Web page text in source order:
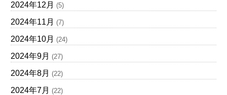
2024年12月 (5)
2024年11月 (7)
2024年10月 (24)
2024年9月 (27)
2024年8月 (22)
2024年7月 (22)